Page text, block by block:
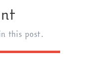
this post.